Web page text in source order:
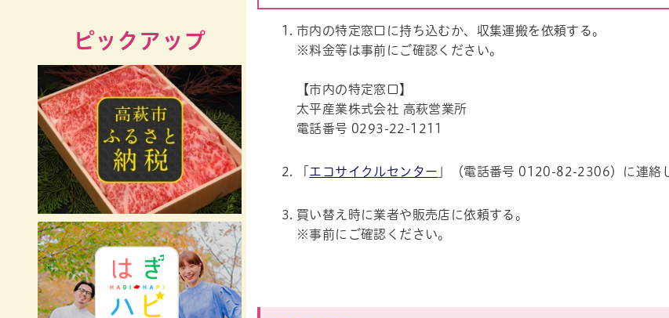
ピックアップ
市内の特定窓口に持ち込むか、収集運搬を依頼する。
※料金等は事前にご確認ください。
【市内の特定窓口】
太平産業株式会社 高萩営業所
電話番号 0293-22-1211
エコサイクルセンター 」（電話番号 0120-82-2306）に連絡
買い替え時に業者や販売店に依頼する。
※事前にご確認ください。